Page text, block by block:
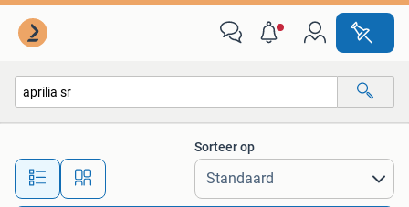
Alle afstanden…
Sorteer op